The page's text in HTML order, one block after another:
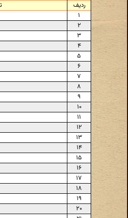
ردیف
۱
۲
۳
۴
۵
۶
۷
۸
۹
۱۰
۱۱
۱۲
۱۳
۱۴
۱۵
۱۶
۱۷
۱۸
۱۹
۲۰